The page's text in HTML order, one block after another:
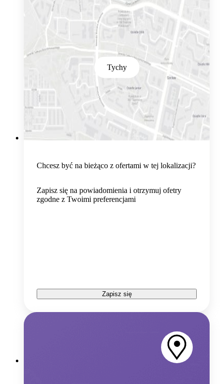
Tychy
Chcesz być na bieżąco z ofertami w tej lokalizacji?
Zapisz się na powiadomienia i otrzymuj ofetry
zgodne z Twoimi preferencjami
Zapisz się